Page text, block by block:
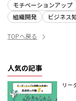
モチベーションアップ
組織開発
ビジネス
TOPへ戻る
人気の記事
リー